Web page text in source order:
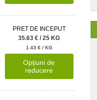
PRET DE INCEPUT
35.63 € / 25 KG
1.43 € / KG
Opțiuni de
reducere